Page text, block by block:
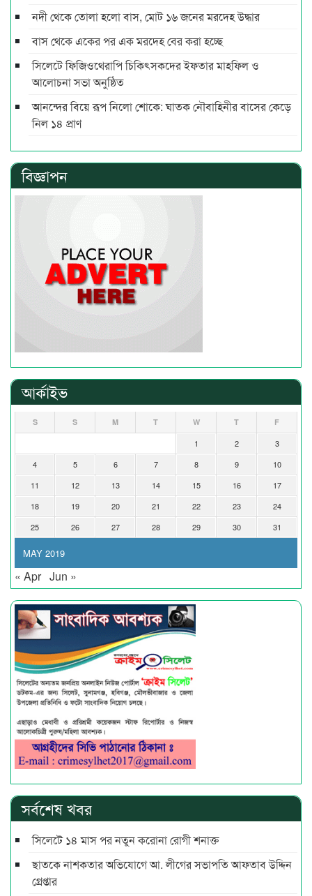
নদী থেকে তোলা হলো বাস, মোট ১৬ জনের মরদেহ উদ্ধার
বাস থেকে একের পর এক মরদেহ বের করা হচ্ছে
সিলেটে ফিজিওথেরাপি চিকিৎসকদের ইফতার মাহফিল ও
আলোচনা সভা অনুষ্ঠিত
আনন্দের বিয়ে রূপ নিলো শোকে: ঘাতক নৌবাহিনীর বাসের কেড়ে
নিল ১৪ প্রাণ
বিজ্ঞাপন
আর্কাইভ
MAY 2019
S S M T W T F
1 2
3
4
5 6 7 8 9
10
11
12 13 14 15 16
17
18
19 20 21 22 23
24
25
26 27 28 29 30 31
« Apr Jun »
সর্বশেষ খবর
সিলেটে ১৪ মাস পর নতুন করোনা রোগী শনাক্ত
ছাতকে নাশকতার অভিযোগে আ. লীগের সভাপ‌তি আফতাব উদ্দিন
গ্রেপ্তার